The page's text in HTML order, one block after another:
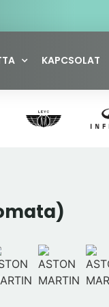
KAPCSOLAT